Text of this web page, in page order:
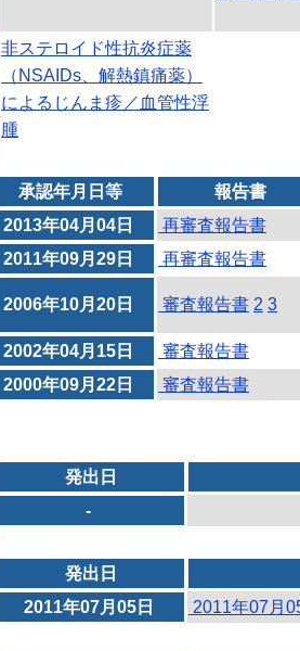
非ステロイド性抗炎症薬
（NSAIDs、解熱鎮痛薬）
によるじんま疹／血管性浮
腫
承認年月日等
報告書
2013年04月04日
再審査報告書
2011年09月29日
再審査報告書
2006年10月20日 審査報告書 2 3
2002年04月15日
審査報告書
2000年09月22日
審査報告書
発出日
-
発出日
2011年07月05日
2011年07月